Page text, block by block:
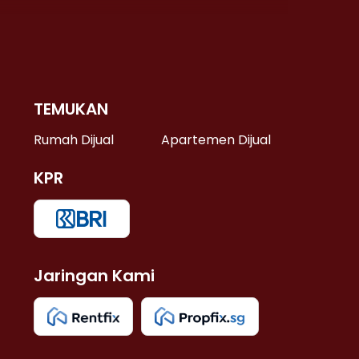
TEMUKAN
Rumah Dijual Apartemen Dijual
KPR
Jaringan Kami